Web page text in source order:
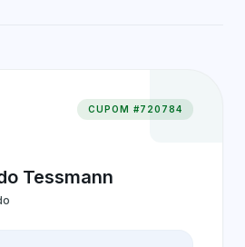
CUPOM #720784
Tessmann